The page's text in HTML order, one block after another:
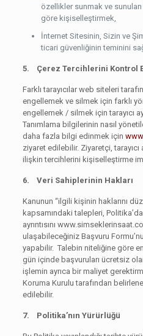
özellikler sunmak ve
göre kişiselleştirmek,
İnternet Sitesinin, Sizin ve
ticari güvenliğinin teminini
5. Çerez Tercihlerini Kontrol
Farklı tarayıcılar web siteleri
engellemek ve silmek için farklı
engellemek / silmek için tarayıcı
Tanımlama bilgilerinin nasıl
daha fazla bilgi edinmek için
ziyaret edilebilir. Ziyaretçi,
ilişkin tercihlerini kişiselleştirme
6. Veri Sahiplerinin Hakları
Kanunun “ilgili kişinin haklarını
kapsamındaki talepleri,
ayrıntısını
ulaşabileceğiniz Başvuru
yapabilir. Talebin niteliğine göre
gün içinde başvuruları ücretsiz
işlemin ayrıca bir maliyet
Koruma Kurulu tarafından
edilebilir.
7. Politika’nın Yürürlüğü